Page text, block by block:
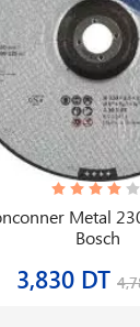
Metal
Bosch
3,830 DT